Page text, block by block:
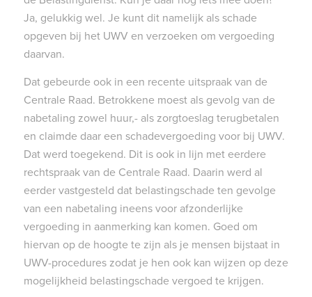
Ja, gelukkig wel. Je kunt dit namelijk als schade
opgeven bij het UWV en verzoeken om vergoeding
daarvan.
Dat gebeurde ook in een recente uitspraak van de
Centrale Raad. Betrokkene moest als gevolg van de
nabetaling zowel huur,- als zorgtoeslag terugbetalen
en claimde daar een schadevergoeding voor bij UWV.
Dat werd toegekend. Dit is ook in lijn met eerdere
rechtspraak van de Centrale Raad. Daarin werd al
eerder vastgesteld dat belastingschade ten gevolge
van een nabetaling ineens voor afzonderlijke
vergoeding in aanmerking kan komen. Goed om
hiervan op de hoogte te zijn als je mensen bijstaat in
UWV-procedures zodat je hen ook kan wijzen op deze
mogelijkheid belastingschade vergoed te krijgen.